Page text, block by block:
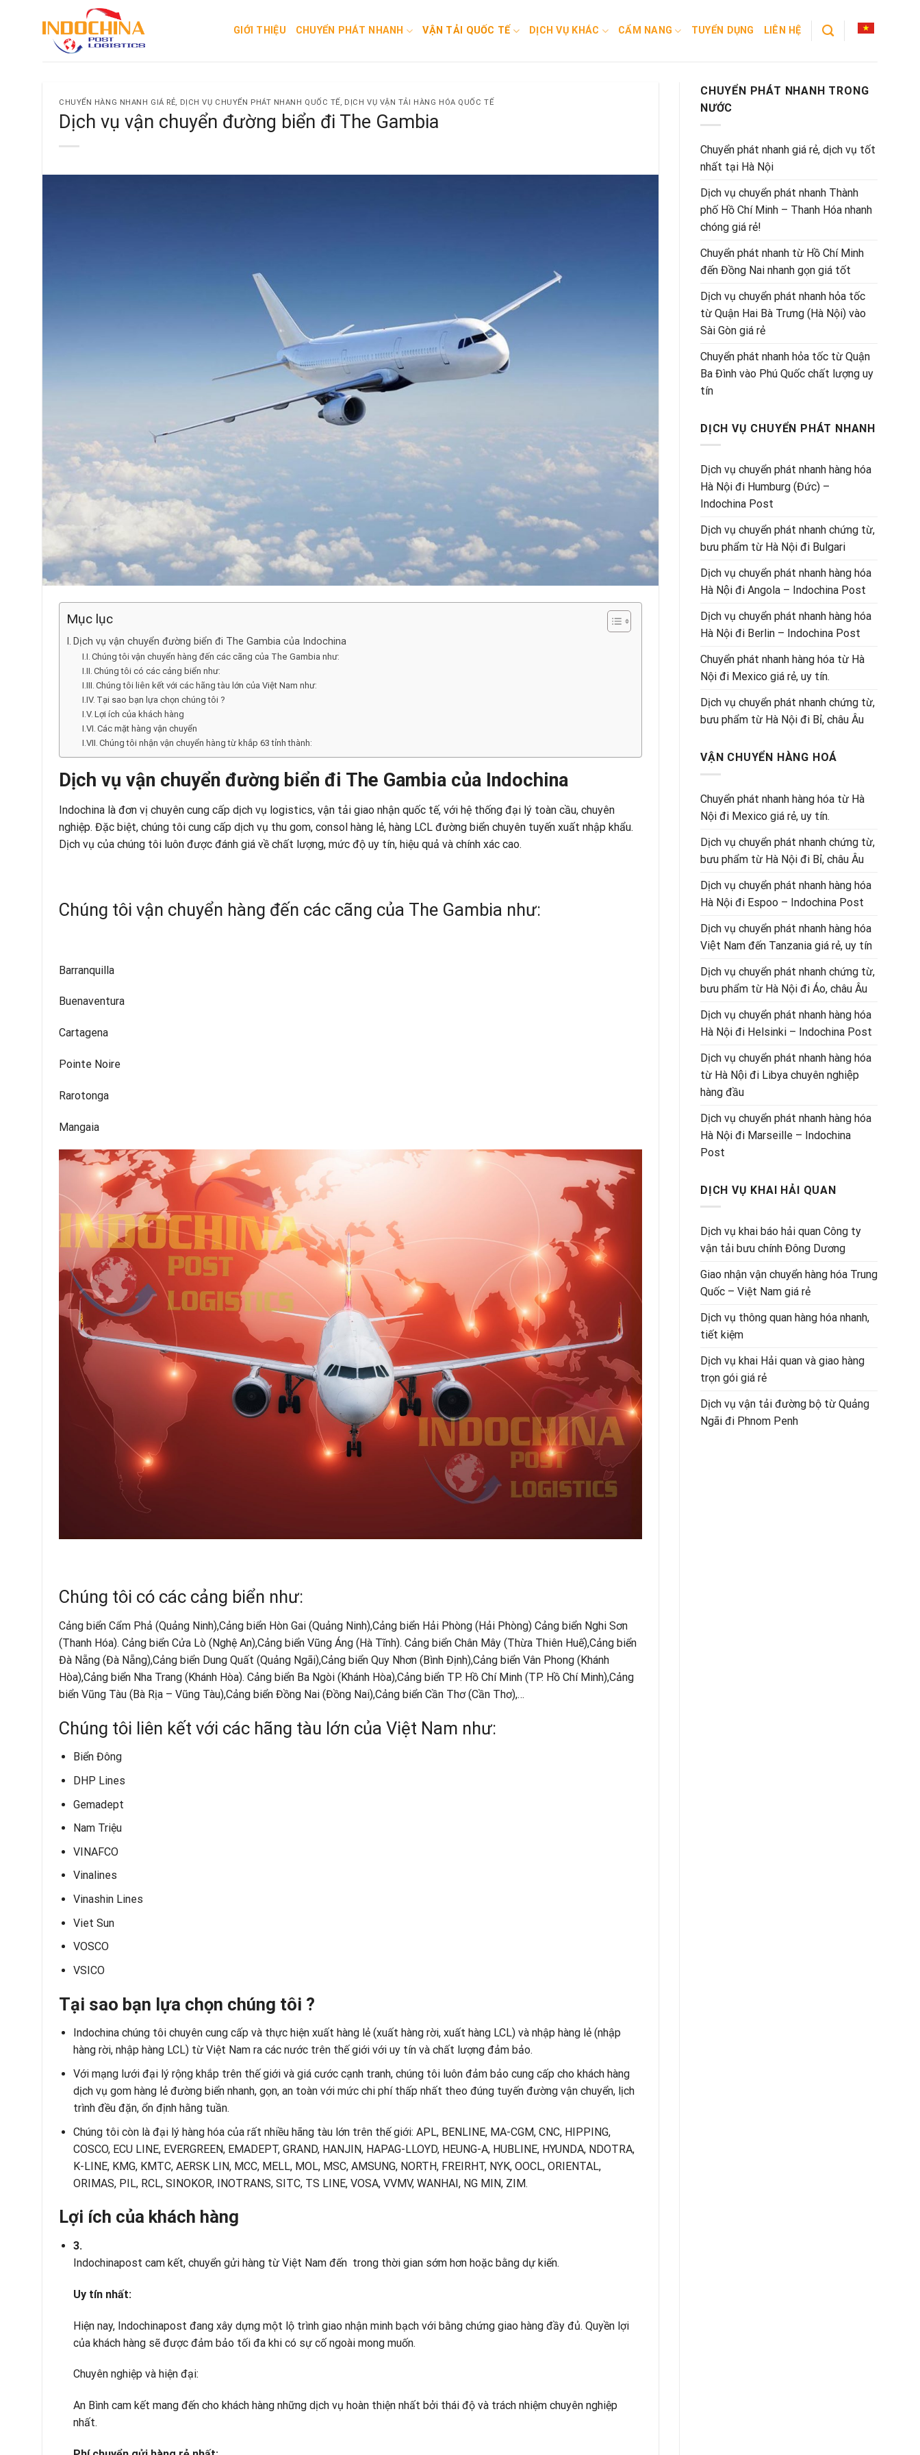
GIỚI THIỆU CHUYỂN PHÁT NHANH VẬN TẢI QUỐC TẾ DỊCH VỤ KHÁC CẨM NANG TUYỂN DỤNG LIÊN HỆ
CHUYỂN HÀNG NHANH GIÁ RẺ, DỊCH VỤ CHUYỂN PHÁT NHANH QUỐC TẾ, DỊCH VỤ VẬN TẢI HÀNG HÓA QUỐC TẾ
Dịch vụ vận chuyển đường biển đi The Gambia
Mục lục
Dịch vụ vận chuyển đường biển đi The Gambia của Indochina
Chúng tôi vận chuyển hàng đến các cãng của The Gambia như:
Chúng tôi có các cảng biển như:
Chúng tôi liên kết với các hãng tàu lớn của Việt Nam như:
Tại sao bạn lựa chọn chúng tôi ?
Lợi ích của khách hàng
Các mặt hàng vận chuyển
Chúng tôi nhận vận chuyển hàng từ khắp 63 tỉnh thành:
Dịch vụ vận chuyển đường biển đi The Gambia của Indochina
Indochina là đơn vị chuyên cung cấp dịch vụ logistics, vận tải giao nhận quốc tế, với hệ thống đại lý toàn cầu, chuyên
nghiệp. Đặc biệt, chúng tôi cung cấp dịch vụ thu gom, consol hàng lẻ, hàng LCL đường biển chuyên tuyến xuất nhập khẩu.
Dịch vụ của chúng tôi luôn được đánh giá về chất lượng, mức độ uy tín, hiệu quả và chính xác cao.
Chúng tôi vận chuyển hàng đến các cãng của The Gambia như:
Barranquilla
Buenaventura
Cartagena
Pointe Noire
Rarotonga
Mangaia
Chúng tôi có các cảng biển như:
Cảng biển Cẩm Phả (Quảng Ninh),Cảng biển Hòn Gai (Quảng Ninh),Cảng biển Hải Phòng (Hải Phòng) Cảng biển Nghi Sơn
(Thanh Hóa). Cảng biển Cửa Lò (Nghệ An),Cảng biển Vũng Áng (Hà Tĩnh). Cảng biển Chân Mây (Thừa Thiên Huế),Cảng biển
Đà Nẵng (Đà Nẵng),Cảng biển Dung Quất (Quảng Ngãi),Cảng biển Quy Nhơn (Bình Định),Cảng biển Vân Phong (Khánh
Hòa),Cảng biển Nha Trang (Khánh Hòa). Cảng biển Ba Ngòi (Khánh Hòa),Cảng biển TP. Hồ Chí Minh (TP. Hồ Chí Minh),Cảng
biển Vũng Tàu (Bà Rịa – Vũng Tàu),Cảng biển Đồng Nai (Đồng Nai),Cảng biển Cần Thơ (Cần Thơ),…
Chúng tôi liên kết với các hãng tàu lớn của Việt Nam như:
Biển Đông
DHP Lines
Gemadept
Nam Triệu
VINAFCO
Vinalines
Vinashin Lines
Viet Sun
VOSCO
VSICO
Tại sao bạn lựa chọn chúng tôi ?
Indochina chúng tôi chuyên cung cấp và thực hiện xuất hàng lẻ (xuất hàng rời, xuất hàng LCL) và nhập hàng lẻ (nhập
hàng rời, nhập hàng LCL) từ Việt Nam ra các nước trên thế giới với uy tín và chất lượng đảm bảo.
Với mạng lưới đại lý rộng khắp trên thế giới và giá cước cạnh tranh, chúng tôi luôn đảm bảo cung cấp cho khách hàng
dịch vụ gom hàng lẻ đường biển nhanh, gọn, an toàn với mức chi phí thấp nhất theo đúng tuyến đường vận chuyển, lịch
trình đều đặn, ổn định hằng tuần.
Chúng tôi còn là đại lý hàng hóa của rất nhiều hãng tàu lớn trên thế giới: APL, BENLINE, MA-CGM, CNC, HIPPING,
COSCO, ECU LINE, EVERGREEN, EMADEPT, GRAND, HANJIN, HAPAG-LLOYD, HEUNG-A, HUBLINE, HYUNDA, NDOTRA,
K-LINE, KMG, KMTC, AERSK LIN, MCC, MELL, MOL, MSC, AMSUNG, NORTH, FREIRHT, NYK, OOCL, ORIENTAL,
ORIMAS, PIL, RCL, SINOKOR, INOTRANS, SITC, TS LINE, VOSA, VVMV, WANHAI, NG MIN, ZIM.
Lợi ích của khách hàng
3.
Indochinapost cam kết, chuyển gửi hàng từ Việt Nam đến trong thời gian sớm hơn hoặc bằng dự kiến.
Uy tín nhất:
Hiện nay, Indochinapost đang xây dựng một lộ trình giao nhận minh bạch với bằng chứng giao hàng đầy đủ. Quyền lợi
của khách hàng sẽ được đảm bảo tối đa khi có sự cố ngoài mong muốn.
Chuyên nghiệp và hiện đại:
An Bình cam kết mang đến cho khách hàng những dịch vụ hoàn thiện nhất bởi thái độ và trách nhiệm chuyên nghiệp
nhất.
CHUYỂN PHÁT NHANH TRONG
NƯỚC
Chuyển phát nhanh giá rẻ, dịch vụ tốt
nhất tại Hà Nội
Dịch vụ chuyển phát nhanh Thành
phố Hồ Chí Minh – Thanh Hóa nhanh
chóng giá rẻ!
Chuyển phát nhanh từ Hồ Chí Minh
đến Đồng Nai nhanh gọn giá tốt
Dịch vụ chuyển phát nhanh hỏa tốc
từ Quận Hai Bà Trưng (Hà Nội) vào
Sài Gòn giá rẻ
Chuyển phát nhanh hỏa tốc từ Quận
Ba Đình vào Phú Quốc chất lượng uy
tín
DỊCH VỤ CHUYỂN PHÁT NHANH
Dịch vụ chuyển phát nhanh hàng hóa
Hà Nội đi Humburg (Đức) –
Indochina Post
Dịch vụ chuyển phát nhanh chứng từ,
bưu phẩm từ Hà Nội đi Bulgari
Dịch vụ chuyển phát nhanh hàng hóa
Hà Nội đi Angola – Indochina Post
Dịch vụ chuyển phát nhanh hàng hóa
Hà Nội đi Berlin – Indochina Post
Chuyển phát nhanh hàng hóa từ Hà
Nội đi Mexico giá rẻ, uy tín.
Dịch vụ chuyển phát nhanh chứng từ,
bưu phẩm từ Hà Nội đi Bỉ, châu Âu
VẬN CHUYỂN HÀNG HOÁ
Chuyển phát nhanh hàng hóa từ Hà
Nội đi Mexico giá rẻ, uy tín.
Dịch vụ chuyển phát nhanh chứng từ,
bưu phẩm từ Hà Nội đi Bỉ, châu Âu
Dịch vụ chuyển phát nhanh hàng hóa
Hà Nội đi Espoo – Indochina Post
Dịch vụ chuyển phát nhanh hàng hóa
Việt Nam đến Tanzania giá rẻ, uy tín
Dịch vụ chuyển phát nhanh chứng từ,
bưu phẩm từ Hà Nội đi Áo, châu Âu
Dịch vụ chuyển phát nhanh hàng hóa
Hà Nội đi Helsinki – Indochina Post
Dịch vụ chuyển phát nhanh hàng hóa
từ Hà Nội đi Libya chuyên nghiệp
hàng đầu
Dịch vụ chuyển phát nhanh hàng hóa
Hà Nội đi Marseille – Indochina
Post
DỊCH VỤ KHAI HẢI QUAN
Dịch vụ khai báo hải quan Công ty
vận tải bưu chính Đông Dương
Giao nhận vận chuyển hàng hóa Trung
Quốc – Việt Nam giá rẻ
Dịch vụ thông quan hàng hóa nhanh,
tiết kiệm
Dịch vụ khai Hải quan và giao hàng
trọn gói giá rẻ
Dịch vụ vận tải đường bộ từ Quảng
Ngãi đi Phnom Penh